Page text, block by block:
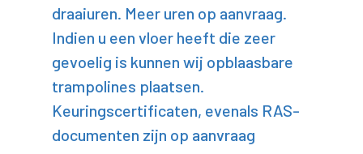
draaiuren. Meer uren op aanvraag.
Indien u een vloer heeft die zeer
gevoelig is kunnen wij opblaasbare
trampolines plaatsen.
Keuringscertificaten, evenals RAS-
documenten zijn op aanvraag